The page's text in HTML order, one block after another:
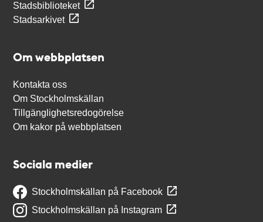
Stadsbiblioteket
Stadsarkivet
Om webbplatsen
Kontakta oss
Om Stockholmskällan
Tillgänglighetsredogörelse
Om kakor på webbplatsen
Sociala medier
Stockholmskällan på Facebook
Stockholmskällan på Instagram